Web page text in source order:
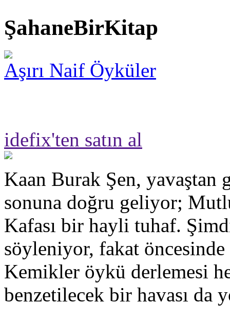
ŞahaneBirKitap
Aşırı Naif Öyküler
idefix'ten satın al
Kaan Burak Şen, yavaştan
sonuna doğru geliyor;
Kafası bir hayli tuhaf.
söyleniyor, fakat
Kemikler öykü derlemesi
benzetilecek bir havası da